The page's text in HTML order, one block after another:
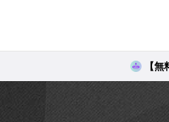
クリエイティビティ
•
【